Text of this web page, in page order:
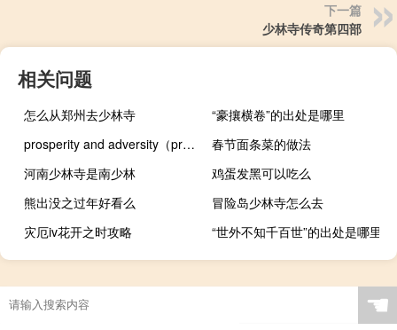
下一篇
少林寺传奇第四部
相关问题
怎么从郑州去少林寺
“豪攘横卷”的出处是哪里
prosperity and adversity（prosperity）
春节面条菜的做法
河南少林寺是南少林
鸡蛋发黑可以吃么
熊出没之过年好看么
冒险岛少林寺怎么去
灾厄iv花开之时攻略
“世外不知千百世”的出处是哪里
☚